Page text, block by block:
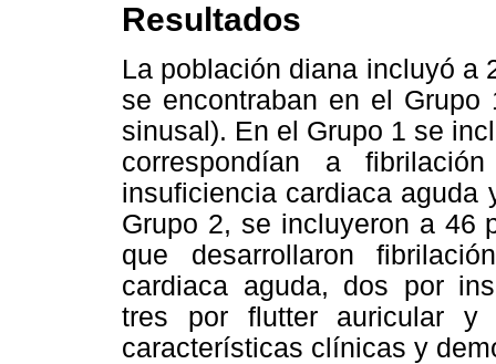
Resultados
La población diana incluyó a
se encontraban en el
sinusal). En el Grupo 1 se
correspondían a
insuficiencia cardiaca aguda
Grupo 2, se incluyeron a 46
que desarrollaron
cardiaca aguda, dos por
tres por flutter auricular y
características clínicas y